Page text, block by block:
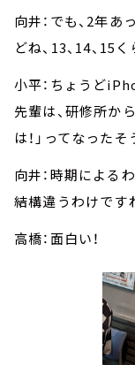
向井：でも、2年
どね、13、14、15く
小平：ちょうど
先輩は、研修所か
は！」ってなったそ
向井：時期による
結構違うわけです
高橋：面白い！